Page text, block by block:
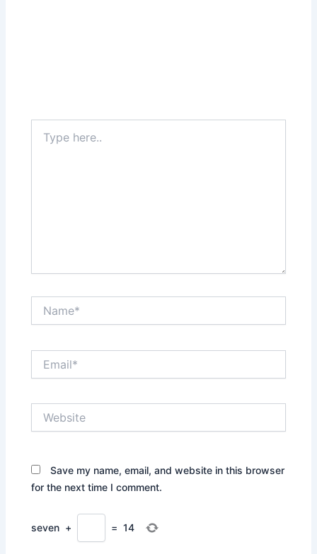
here..
Save my name, email, and website in this browser
for the next time I comment.
seven + = 14